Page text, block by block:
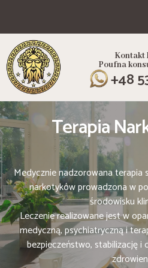
Kontakt
Poufna
+48
Terapia
Medycznie nadzorowana terapia
narkotyków prowadzona w
środowisku
Leczenie realizowane jest w
medyczną, psychiatryczną i
bezpieczeństwo, stabilizację i